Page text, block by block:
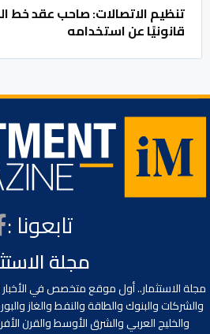
تنظيم الاتصالات: صاحب عقد
قانونيًا عن استخدامه
تابعونا :
مجلة
مجلة الاستثمار.. أول موقع متخصص في الأخبار
والشركات والبنوك والطاقة والنفط والغاز
والخليج العربي والشرق الأوسط والقرن